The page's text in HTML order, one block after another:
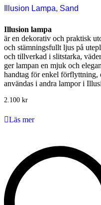
Illusion Lampa, Sand
Illusion lampa
är en dekorativ och praktisk
och stämningsfullt ljus på
och tillverkad i slitstarka,
ger lampan en mjuk och
handtag för enkel förflyttning,
användas i andra lampor i
2.100 kr
Läs mer